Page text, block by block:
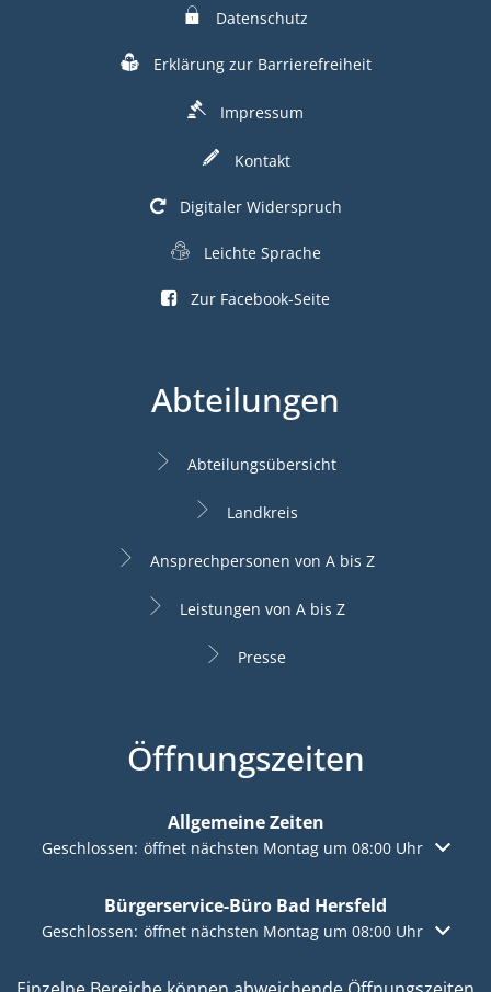
Datenschutz
Erklärung zur Barrierefreiheit
Impressum
Kontakt
Digitaler Widerspruch
Leichte Sprache
Zur Facebook-Seite
Abteilungen
Abteilungsübersicht
Landkreis
Ansprechpersonen von A bis Z
Leistungen von A bis Z
Presse
Öffnungszeiten
Allgemeine Zeiten
Klicken, um weitere Öffnungs- oder Schließzeiten
Geschlossen: öffnet nächsten Montag um 08:00 Uhr
Bürgerservice-Büro Bad Hersfeld
Klicken, um weitere Öffnungs- oder Schließzeiten
Geschlossen: öffnet nächsten Montag um 08:00 Uhr